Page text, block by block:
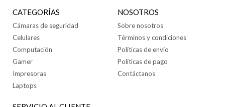
CATEGORÍAS
Cámaras de seguridad
Celulares
Computación
Gamer
Impresoras
Laptops
NOSOTROS
Sobre nosotros
Términos y condiciones
Políticas de envío
Políticas de pago
Contáctanos